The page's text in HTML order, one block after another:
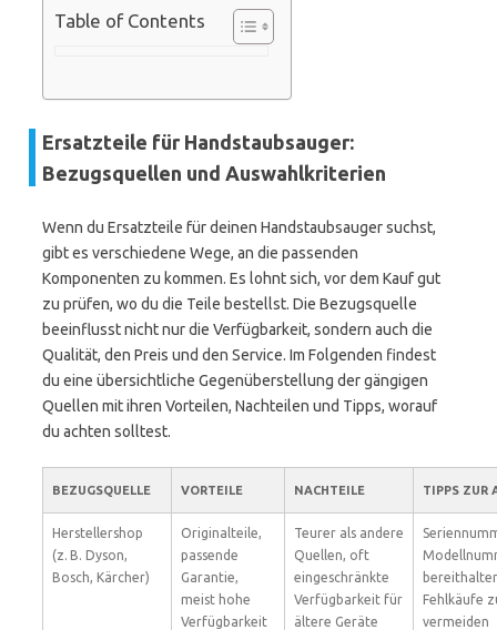
Table of Contents
Ersatzteile für Handstaubsauger:
Bezugsquellen und Auswahlkriterien
Wenn du Ersatzteile für deinen Handstaubsauger suchst,
gibt es verschiedene Wege, an die passenden
Komponenten zu kommen. Es lohnt sich, vor dem Kauf gut
zu prüfen, wo du die Teile bestellst. Die Bezugsquelle
beeinflusst nicht nur die Verfügbarkeit, sondern auch die
Qualität, den Preis und den Service. Im Folgenden findest
du eine übersichtliche Gegenüberstellung der gängigen
Quellen mit ihren Vorteilen, Nachteilen und Tipps, worauf
du achten solltest.
BEZUGSQUELLE VORTEILE NACHTEILE TIPPS ZUR
Herstellershop
(z. B. Dyson,
Bosch, Kärcher)
Originalteile,
passende
Garantie,
meist hohe
Verfügbarkeit
Teurer als andere
Quellen, oft
eingeschränkte
Verfügbarkeit für
ältere Geräte
Fehlkäufe
vermeiden